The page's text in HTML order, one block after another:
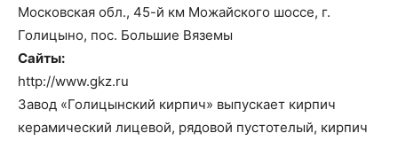
Московская обл., 45-й км Можайского шоссе, г.
Голицыно, пос. Большие Вяземы
Сайты:
http://www.gkz.ru
Завод «Голицынский кирпич» выпускает кирпич
керамический лицевой, рядовой пустотелый, кирпич